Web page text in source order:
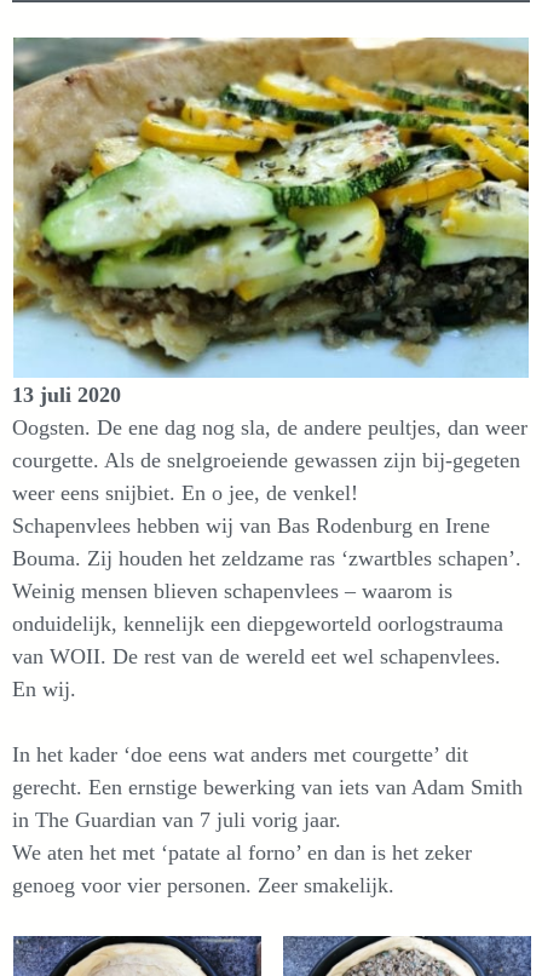
13 juli 2020
Oogsten. De ene dag nog sla, de andere peultjes, dan weer
courgette. Als de snelgroeiende gewassen zijn bij-gegeten
weer eens snijbiet. En o jee, de venkel!
Schapenvlees hebben wij van Bas Rodenburg en Irene
Bouma. Zij houden het zeldzame ras ‘zwartbles schapen’.
Weinig mensen blieven schapenvlees – waarom is
onduidelijk, kennelijk een diepgeworteld oorlogstrauma
van WOII. De rest van de wereld eet wel schapenvlees.
En wij.
In het kader ‘doe eens wat anders met courgette’ dit
gerecht. Een ernstige bewerking van iets van Adam Smith
in The Guardian van 7 juli vorig jaar.
We aten het met ‘patate al forno’ en dan is het zeker
genoeg voor vier personen. Zeer smakelijk.